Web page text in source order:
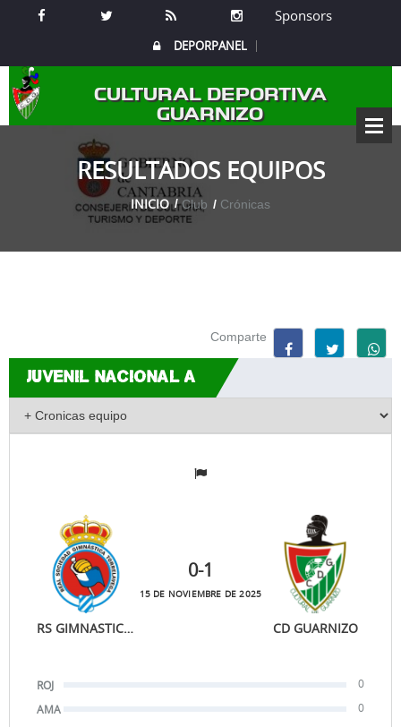
Sponsors
DEPORPANEL
CULTURAL DEPORTIVA
GUARNIZO
RESULTADOS EQUIPOS
INICIO Club Crónicas
Comparte
JUVENIL NACIONAL A
RS GIMNASTICA B
0-1
15 DE NOVIEMBRE DE 2025
CD GUARNIZO
ROJ
0
AMA
0